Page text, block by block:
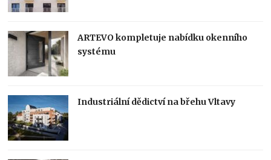
ARTEVO kompletuje nabídku okenního
systému
Industriální dědictví na břehu Vltavy